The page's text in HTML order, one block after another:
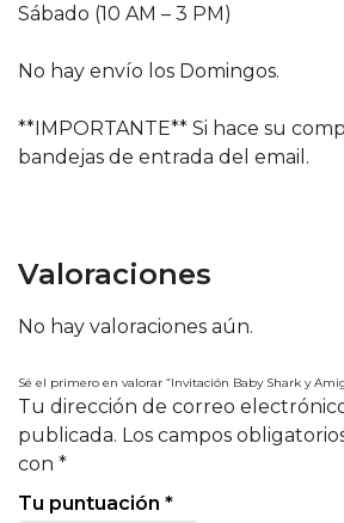
Sábado (10 AM – 3 PM)
No hay envío los Domingos.
**IMPORTANTE** Si hace su
bandejas de entrada del email.
Valoraciones
No hay valoraciones aún.
Sé el primero en valorar “Invitación Baby Shark y
Tu dirección de correo
publicada. Los campos
con *
Tu puntuación *